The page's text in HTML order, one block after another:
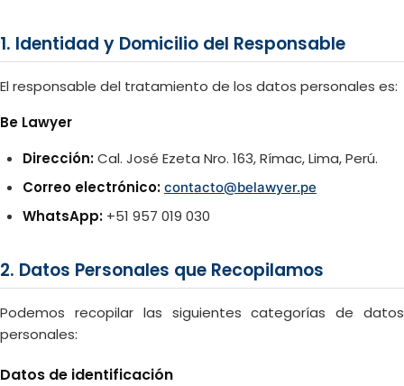
1. Identidad y Domicilio del Responsable
El responsable del tratamiento de los datos personales es:
Be Lawyer
Dirección:Cal. José Ezeta Nro. 163, Rímac, Lima, Perú.
Correo electrónico: contacto@belawyer.pe
WhatsApp: +51 957 019 030
2. Datos Personales que Recopilamos
Podemos recopilar las siguientes categorías de datos
personales:
Datos de identificación